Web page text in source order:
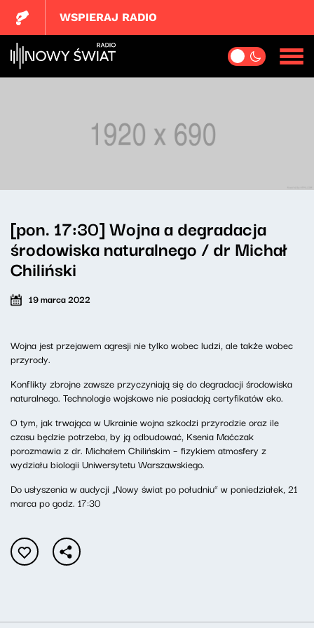
WSPIERAJ RADIO
[pon. 17:30] Wojna a degradacja
środowiska naturalnego / dr Michał
Chiliński
19 marca 2022
Wojna jest przejawem agresji nie tylko wobec ludzi, ale także wobec
przyrody.
Konflikty zbrojne zawsze przyczyniają się do degradacji środowiska
naturalnego. Technologie wojskowe nie posiadają certyfikatów eko.
O tym, jak trwająca w Ukrainie wojna szkodzi przyrodzie oraz ile
czasu będzie potrzeba, by ją odbudować, Ksenia Maćczak
porozmawia z dr. Michałem Chilińskim – fizykiem atmosfery z
wydziału biologii Uniwersytetu Warszawskiego.
Do usłyszenia w audycji „Nowy świat po południu” w poniedziałek, 21
marca po godz. 17:30